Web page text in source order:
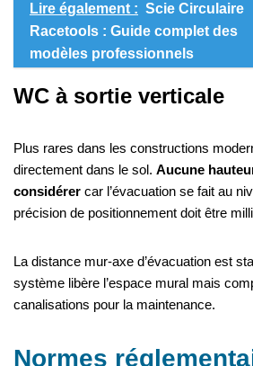
Lire également : Scie Circulaire
Racetools : Guide complet des
modèles professionnels
WC à sortie verticale
Plus rares dans les constructions
directement dans le sol. Aucune
considérer car l’évacuation se fait au
précision de positionnement doit être
La distance mur-axe d’évacuation est
système libère l’espace mural mais
canalisations pour la maintenance.
Normes